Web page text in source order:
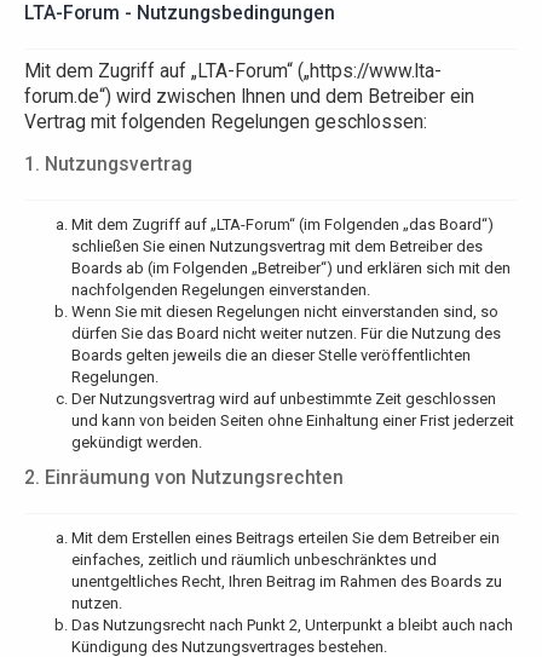
LTA-Forum - Nutzungsbedingungen
Mit dem Zugriff auf „LTA-Forum“ („https://www.lta-
forum.de“) wird zwischen Ihnen und dem Betreiber ein
Vertrag mit folgenden Regelungen geschlossen:
1. Nutzungsvertrag
Mit dem Zugriff auf „LTA-Forum“ (im Folgenden „das Board“)
schließen Sie einen Nutzungsvertrag mit dem Betreiber des
Boards ab (im Folgenden „Betreiber“) und erklären sich mit den
nachfolgenden Regelungen einverstanden.
Wenn Sie mit diesen Regelungen nicht einverstanden sind, so
dürfen Sie das Board nicht weiter nutzen. Für die Nutzung des
Boards gelten jeweils die an dieser Stelle veröffentlichten
Regelungen.
Der Nutzungsvertrag wird auf unbestimmte Zeit geschlossen
und kann von beiden Seiten ohne Einhaltung einer Frist jederzeit
gekündigt werden.
2. Einräumung von Nutzungsrechten
Mit dem Erstellen eines Beitrags erteilen Sie dem Betreiber ein
einfaches, zeitlich und räumlich unbeschränktes und
unentgeltliches Recht, Ihren Beitrag im Rahmen des Boards zu
nutzen.
Das Nutzungsrecht nach Punkt 2, Unterpunkt a bleibt auch nach
Kündigung des Nutzungsvertrages bestehen.